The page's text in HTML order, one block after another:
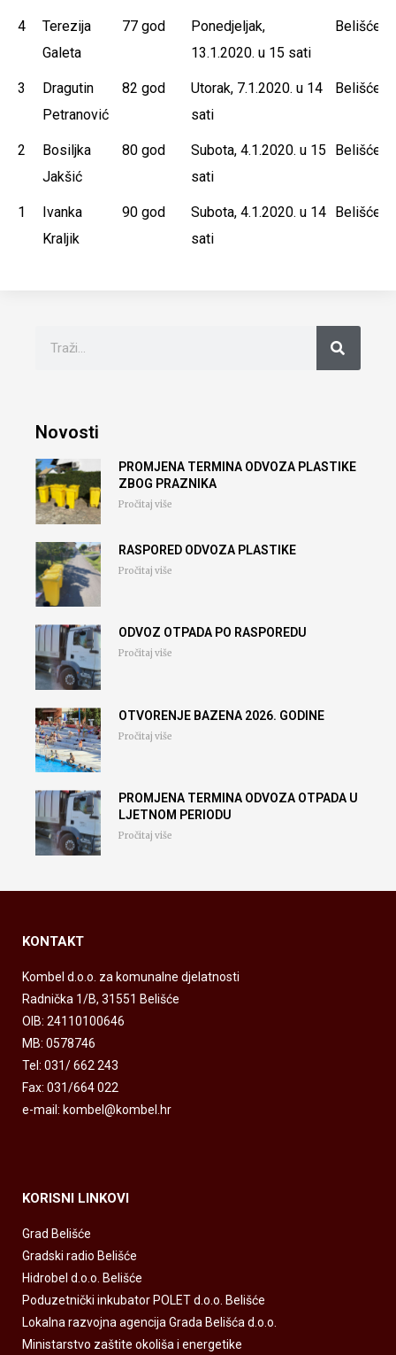
4
Terezija
Galeta
77 god
Ponedjeljak,
13.1.2020. u 15 sati
Belišće
3
Dragutin
Petranović
82 god
Utorak, 7.1.2020. u 14
sati
Belišće
2
Bosiljka
Jakšić
80 god
Subota, 4.1.2020. u 15
sati
Belišće
1
Ivanka
Kraljik
90 god
Subota, 4.1.2020. u 14
sati
Belišće
Novosti
PROMJENA TERMINA ODVOZA PLASTIKE
ZBOG PRAZNIKA
Pročitaj više
RASPORED ODVOZA PLASTIKE
Pročitaj više
ODVOZ OTPADA PO RASPOREDU
Pročitaj više
OTVORENJE BAZENA 2026. GODINE
Pročitaj više
PROMJENA TERMINA ODVOZA OTPADA U
LJETNOM PERIODU
Pročitaj više
KONTAKT
Kombel d.o.o. za komunalne djelatnosti
Radnička 1/B, 31551 Belišće
OIB: 24110100646
MB: 0578746
Tel: 031/ 662 243
Fax: 031/664 022
e-mail: kombel@kombel.hr
KORISNI LINKOVI
Grad Belišće
Gradski radio Belišće
Hidrobel d.o.o. Belišće
Poduzetnički inkubator POLET d.o.o. Belišće
Lokalna razvojna agencija Grada Belišća d.o.o.
Ministarstvo zaštite okoliša i energetike